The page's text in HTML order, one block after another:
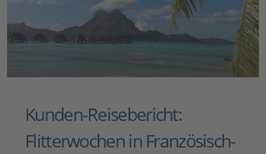
Kunden-Reisebericht:
Flitterwochen in Französisch-